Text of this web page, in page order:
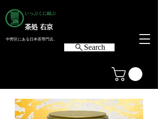
いっぷくに結ぶ
茶処 右京
中野区にある日本茶専門店。
Search